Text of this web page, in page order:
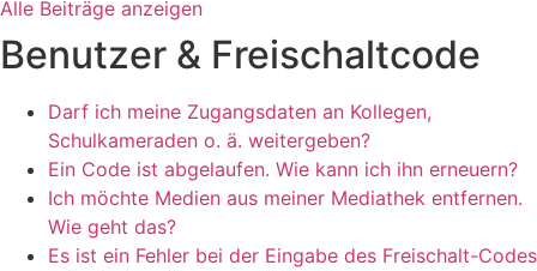
Alle Beiträge anzeigen
Benutzer & Freischaltcode
Darf ich meine Zugangsdaten an Kollegen,
Schulkameraden o. ä. weitergeben?
Ein Code ist abgelaufen. Wie kann ich ihn erneuern?
Ich möchte Medien aus meiner Mediathek entfernen.
Wie geht das?
Es ist ein Fehler bei der Eingabe des Freischalt-Codes